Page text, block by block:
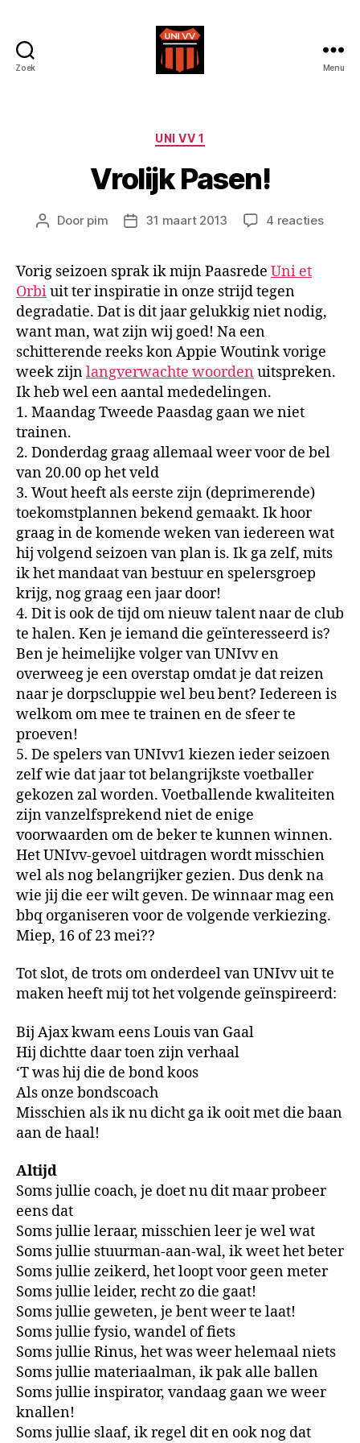
Zoek Menu
Categorieën
UNI VV 1
Vrolijk Pasen!
Berichtauteur
Door pim Berichtdatum
31 maart 2013 4 reactiesop
Vorig seizoen sprak ik mijn Paasrede Uni et
Orbiuit ter inspiratie in onze strijd tegen
degradatie. Dat is dit jaar gelukkig niet nodig,
want man, wat zijn wij goed! Na een
schitterende reeks kon Appie Woutink vorige
week zijnlangverwachte woorden uitspreken.
Ik heb wel een aantal mededelingen.
1. Maandag Tweede Paasdag gaan we niet
trainen.
2. Donderdag graag allemaal weer voor de bel
van 20.00 op het veld
3. Wout heeft als eerste zijn (deprimerende)
toekomstplannen bekend gemaakt. Ik hoor
graag in de komende weken van iedereen wat
hij volgend seizoen van plan is. Ik ga zelf, mits
ik het mandaat van bestuur en spelersgroep
krijg, nog graag een jaar door!
4. Dit is ook de tijd om nieuw talent naar de club
te halen. Ken je iemand die geïnteresseerd is?
Ben je heimelijke volger van UNIvv en
overweeg je een overstap omdat je dat reizen
naar je dorpscluppie wel beu bent? Iedereen is
welkom om mee te trainen en de sfeer te
proeven!
5. De spelers van UNIvv1 kiezen ieder seizoen
zelf wie dat jaar tot belangrijkste voetballer
gekozen zal worden. Voetballende kwaliteiten
zijn vanzelfsprekend niet de enige
voorwaarden om de beker te kunnen winnen.
Het UNIvv-gevoel uitdragen wordt misschien
wel als nog belangrijker gezien. Dus denk na
wie jij die eer wilt geven. De winnaar mag een
bbq organiseren voor de volgende verkiezing.
Miep, 16 of 23 mei??
Tot slot, de trots om onderdeel van UNIvv uit te
maken heeft mij tot het volgende geïnspireerd:
Bij Ajax kwam eens Louis van Gaal
Hij dichtte daar toen zijn verhaal
‘T was hij die de bond koos
Als onze bondscoach
Misschien als ik nu dicht ga ik ooit met die baan
aan de haal!
Altijd
Soms jullie coach, je doet nu dit maar probeer
eens dat
Soms jullie leraar, misschien leer je wel wat
Soms jullie stuurman-aan-wal, ik weet het beter
Soms jullie zeikerd, het loopt voor geen meter
Soms jullie leider, recht zo die gaat!
Soms jullie geweten, je bent weer te laat!
Soms jullie fysio, wandel of fiets
Soms jullie Rinus, het was weer helemaal niets
Soms jullie materiaalman, ik pak alle ballen
Soms jullie inspirator, vandaag gaan we weer
knallen!
Soms jullie slaaf, ik regel dit en ook nog dat